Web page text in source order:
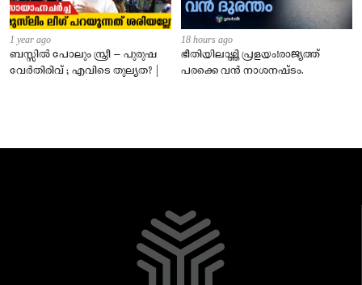
1 year ago
ബസ്സിൽ പോലും സ്ത്രീ – പുരുഷ
വേർതിരിവ് ; എവിടെ തുല്യത? |
18 hours ago
ഭീതിയിലാഴ്ത്തി പ്രളയം!രാജ്യത്ത്
പരക്കെ വൻ നാശനഷ്ടം.